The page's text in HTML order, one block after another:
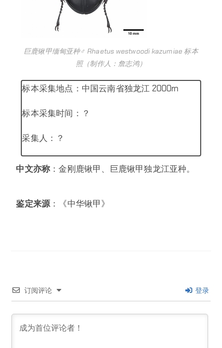
巨鹿锹甲缅甸亚种♂ Rhaetus westwoodi kazumiae 标本
照（制作人：詹志鸿）
标本采集地点：中国云南省独龙江 2000m
标本采集时间：？
采集人：？
中文亦称 ：金刚鹿锹甲、巨鹿锹甲独龙江亚种。
鉴定来源：《中华锹甲》
订阅评论 登录